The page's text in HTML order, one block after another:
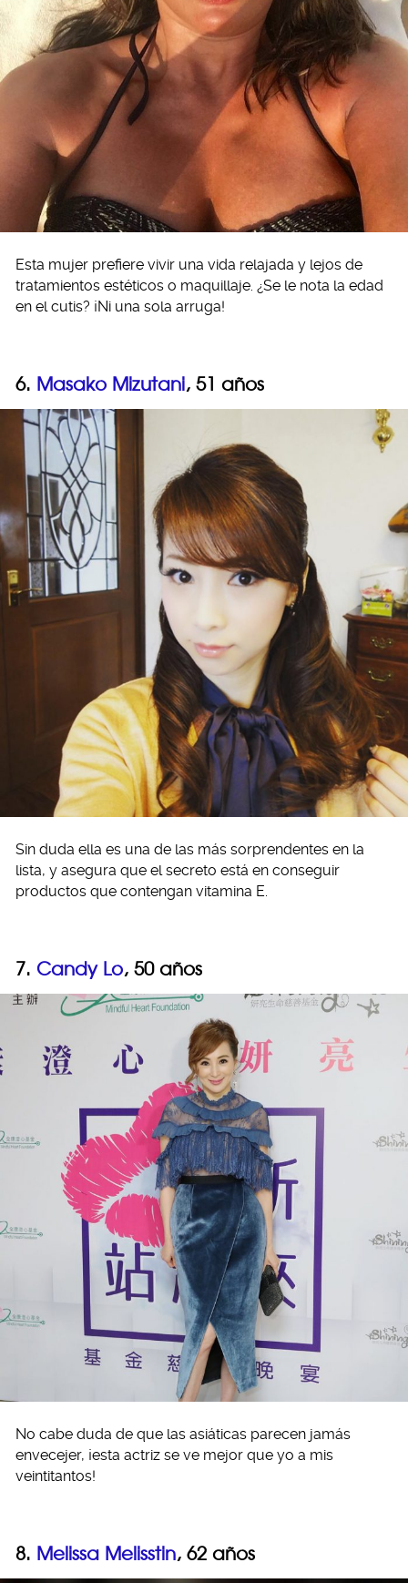
Esta mujer prefiere vivir una vida relajada y lejos de
tratamientos estéticos o maquillaje. ¿Se le nota la edad
en el cutis? ¡Ni una sola arruga!
6. Masako Mizutani, 51 años
Sin duda ella es una de las más sorprendentes en la
lista, y asegura que el secreto está en conseguir
productos que contengan vitamina E.
7. Candy Lo, 50 años
No cabe duda de que las asiáticas parecen jamás
envecejer, ¡esta actriz se ve mejor que yo a mis
veintitantos!
8. Melissa Melisstin, 62 años